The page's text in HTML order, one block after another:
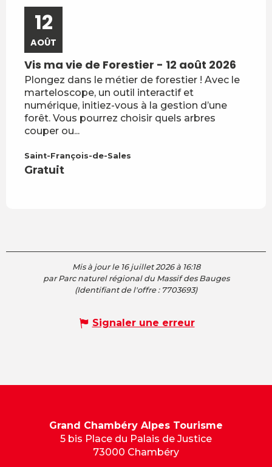
Gratuit
12
AOÛT
Vis ma vie de Forestier - 12 août 2026
Plongez dans le métier de forestier ! Avec le
marteloscope, un outil interactif et
numérique, initiez-vous à la gestion d’une
forêt. Vous pourrez choisir quels arbres
couper ou...
Saint-François-de-Sales
Mis à jour le 16 juillet 2026 à 16:18
par Parc naturel régional du Massif des Bauges
(Identifiant de l'offre : 7703693)
Signaler une erreur
Grand Chambéry Alpes Tourisme
5 bis Place du Palais de Justice
73000 Chambéry